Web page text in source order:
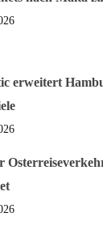
erweitert